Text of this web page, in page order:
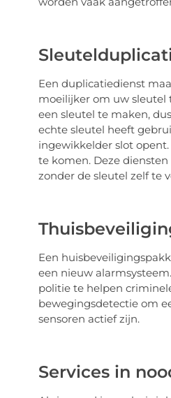
Een duplicatiedienst
moeilijker om uw sleutel
een sleutel te maken,
echte sleutel heeft
ingewikkelder slot
te komen. Deze
zonder de sleutel zelf te
Een
een nieuw
politie te helpen
bewegingsdetectie om
sensoren actief zijn.
Services in